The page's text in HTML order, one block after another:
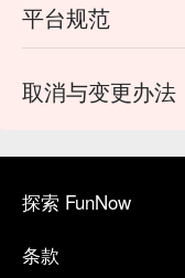
平台规范
取消与变更办法
探索 FunNow
条款